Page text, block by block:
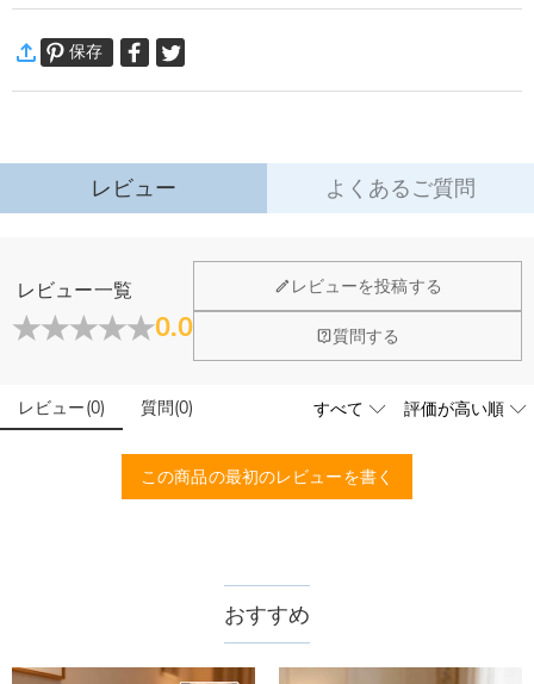
マットならお客様をお出迎えする玄関も少し特別な空間に。
洗えるなので、お気に入りのマットは綺麗なままずっとお使い頂けます。
ご自宅用以外にも、結婚、出産、新築祝 いなど、大切な方への贈り物に最適で
す。
万一、ご注文商品にご満足いただけない場合は、商品が到着後60日
保存
レビュー よくあるご質問
レビュー一覧
0.0
レビューを投稿する
質問する
レビュー(0) 質問(0)
この商品の最初のレビューを書く
おすすめ